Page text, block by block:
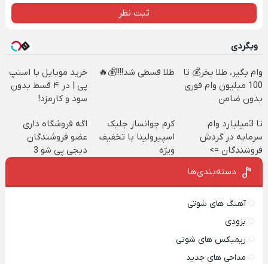
ثبت نظر
وبگردی
وام بگیر، طلا بخر💰 تا
100 میلیون وام فوری
بدون ضامن
طلا قسطی شد!!!!💰🔥
خرید موبایل با اسنپ
پی | در ۴ قسط بدون
سود و کارمزد!
تا 3میلیارد وام
سرمایه در گردش
فروشندگان =>
فروشگاهت رو ثبت
کرم جوانساز جلبک
اسپیرولینا با تخفیف
ویژه
اگه فروشگاه داری
عضو فروشندگان
دیجی پی شو 3
دسته‌بندی‌ها
آهنگ های شوتی
بزودی
ریمیکس های شوتی
مداحی های جدید